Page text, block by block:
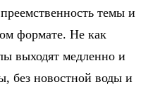
темы и
формате. Не как
выходят медленно и
без новостной воды и